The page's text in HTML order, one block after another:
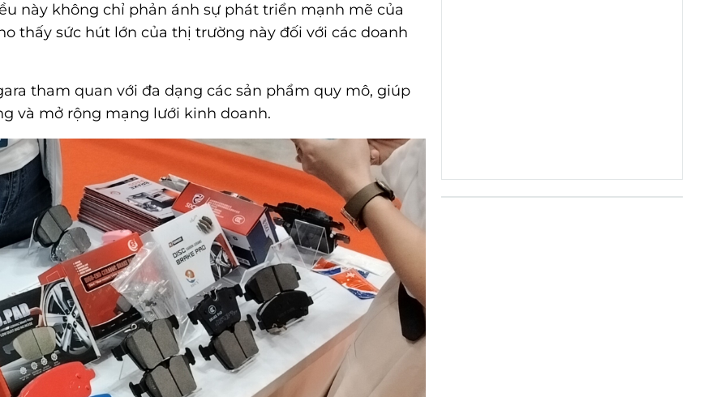
này không chỉ phản ánh sự phát triển mạnh mẽ của
thấy sức hút lớn của thị trường này đối với các doanh
tham quan với đa dạng các sản phẩm quy mô, giúp
và mở rộng mạng lưới kinh doanh.